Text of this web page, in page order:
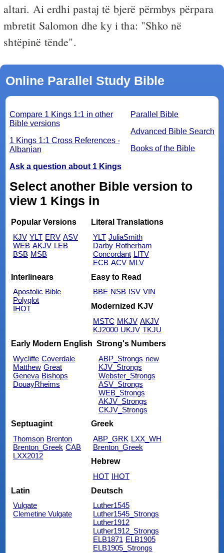
altari. Ai erdhi pastaj të bjerë përmbys përpara
mbretit Salomon dhe ky i tha: "Shko në
shtëpinë tënde".
Online Parallel Study Bible
Parallel Bible
Advanced Bible Search
Books of the Bible
Compare 1 Kings 1:1 in other
Bible versions
1 Kings 1:1 Cross References -
Albanian
Ask a question about 1 Kings
Select another Bible version to
view 1 Kings in
Popular Versions
KJV YLT ERV ASV
WEB AKJV LEB
BSB MSB
Literal Translations
YLT JuliaSmith
Darby Rotherham
Concordant LITV
ECB ACV MLV
Interlinears
Apostolic Bible
Polyglot
IHOT
Easy to Read
BBE NSB ISV VIN
Modernized KJV
MSTC MKJV AKJV
KJ2000 UKJV TKJU
Early Modern English
Wycliffe Coverdale
Matthew Great
Geneva Bishops
DouayRheims
Strong's Numbers
ABP_Strongs new
KJV_Strongs
Webster_Strongs
ASV_Strongs
WEB_Strongs
AKJV_Strongs
CKJV_Strongs
Septuagint
Thomson Brenton
Brenton_Greek CAB
LXX2012
Greek
ABP_GRK LXX_WH
Brenton_Greek
Hebrew
HOT IHOT
Latin
Vulgate
Clemetine Vulgate
Deutsch
Luther1545
Luther1545_Strongs
Luther1912
Luther1912_Strongs
ELB1871 ELB1905
ELB1905_Strongs